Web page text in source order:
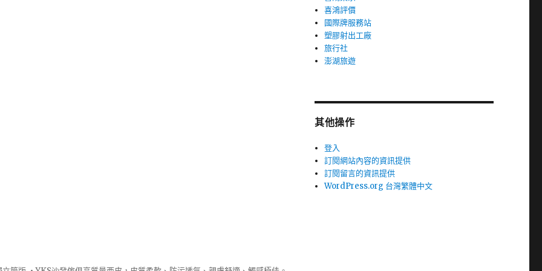
喜鴻評價
國際牌服務站
塑膠射出工廠
旅行社
澎湖旅遊
其他操作
登入
訂閱網站內容的資訊提供
訂閱留言的資訊提供
WordPress.org 台灣繁體中文